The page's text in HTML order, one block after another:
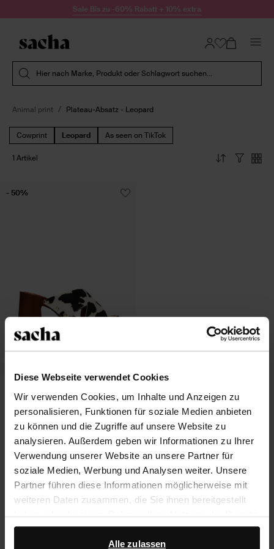
Diese Webseite verwendet Cookies
Wir verwenden Cookies, um Inhalte und Anzeigen zu
personalisieren, Funktionen für soziale Medien anbieten
zu können und die Zugriffe auf unsere Website zu
analysieren. Außerdem geben wir Informationen zu Ihrer
Verwendung unserer Website an unsere Partner für
soziale Medien, Werbung und Analysen weiter. Unsere
Partner führen diese Informationen möglicherweise mit
weiteren Daten zusammen, die Sie ihnen bereitgestellt
haben oder die sie im Rahmen Ihrer Nutzung der Dienste
gesammelt haben.
Alle zulassen
Zum Inhalt springenSale Bis zu -60% Rabatt + 10% extra
Hier nach Marke, Produkt oder Schlagwort suchen...
Animal print Plateau-Absatz - Leopard
Cowprint Leopard As seen on TikTok
1 Artikel
Kuhfellmuster
92.98
46.50
- 50%
Über Sacha
Versand und Lieferung